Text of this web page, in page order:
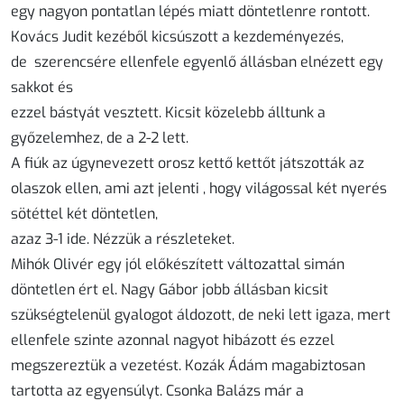
egy nagyon pontatlan lépés miatt döntetlenre rontott.
Kovács Judit kezéből kicsúszott a kezdeményezés,
de szerencsére ellenfele egyenlő állásban elnézett egy
sakkot és
ezzel bástyát vesztett. Kicsit közelebb álltunk a
győzelemhez, de a 2-2 lett.
A fiúk az úgynevezett orosz kettő kettőt játszották az
olaszok ellen, ami azt jelenti , hogy világossal két nyerés
sötéttel két döntetlen,
azaz 3-1 ide. Nézzük a részleteket.
Mihók Olivér egy jól előkészített változattal simán
döntetlen ért el. Nagy Gábor jobb állásban kicsit
szükségtelenül gyalogot áldozott, de neki lett igaza, mert
ellenfele szinte azonnal nagyot hibázott és ezzel
megszereztük a vezetést. Kozák Ádám magabiztosan
tartotta az egyensúlyt. Csonka Balázs már a